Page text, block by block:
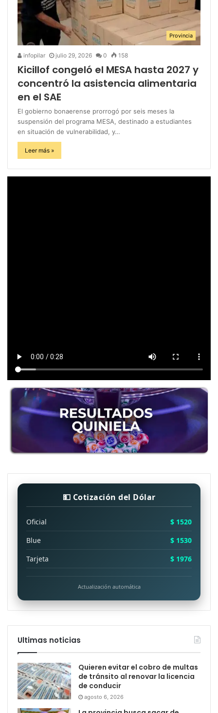
Provincia
infopilar julio 29, 2026 0 158
Kicillof congeló el MESA hasta 2027 y
concentró la asistencia alimentaria
en el SAE
El gobierno bonaerense prorrogó por seis meses la
suspensión del programa MESA, destinado a estudiantes
en situación de vulnerabilidad, y…
Leer más »
💵 Cotización del Dólar
Oficial
$ 1520
Blue
$ 1530
Tarjeta
$ 1976
Actualización automática
Ultimas noticias
Quieren evitar el cobro de multas
de tránsito al renovar la licencia
de conducir
agosto 6, 2026